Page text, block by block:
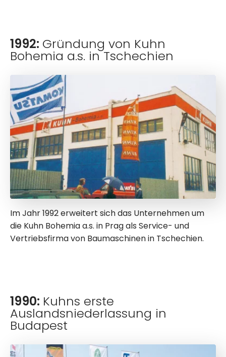
1992: Gründung von Kuhn
Bohemia a.s. in Tschechien
Im Jahr 1992 erweitert sich das Unternehmen um
die Kuhn Bohemia a.s. in Prag als Service- und
Vertriebsfirma von Baumaschinen in Tschechien.
1990: Kuhns erste
Auslandsniederlassung in
Budapest